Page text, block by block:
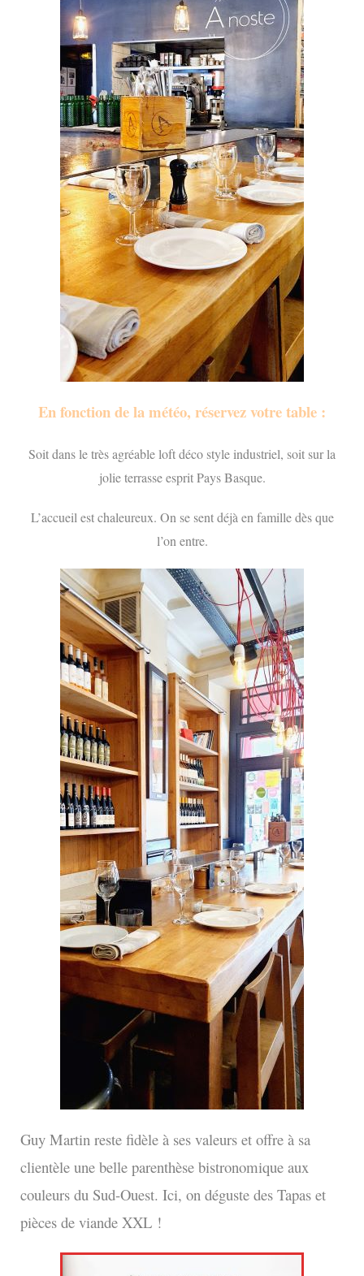
En fonction de la météo, réservez votre table :
Soit dans le très agréable loft déco style industriel, soit sur la
jolie terrasse esprit Pays Basque.
L’accueil est chaleureux. On se sent déjà en famille dès que
l’on entre.
Guy Martin reste fidèle à ses valeurs et offre à sa
clientèle une belle parenthèse bistronomique aux
couleurs du Sud-Ouest. Ici, on déguste des Tapas et
pièces de viande XXL !